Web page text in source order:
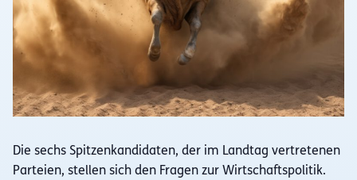
Die sechs Spitzenkandidaten, der im Landtag vertretenen
Parteien, stellen sich den Fragen zur Wirtschaftspolitik.